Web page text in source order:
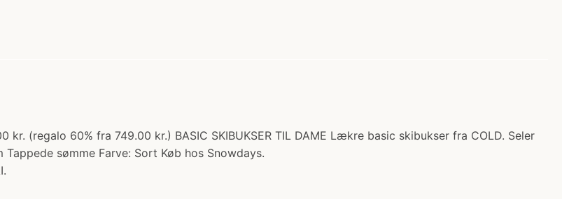
(regalo 60% fra 749.00 kr.) BASIC SKIBUKSER TIL DAME Lækre basic skibukser fra COLD. Seler
sømme Farve: Sort Køb hos Snowdays.